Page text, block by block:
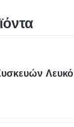
Λευκό